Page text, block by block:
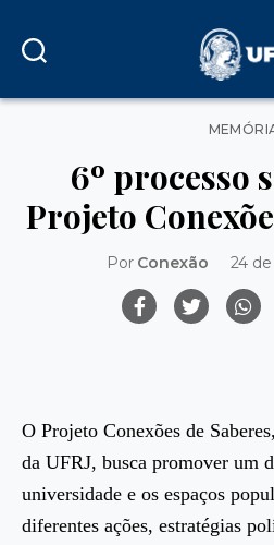
6º processo
Projeto
Por Conexão 24
O Projeto Conexões de
da UFRJ, busca promover um
universidade e os espaços
diferentes ações, estratégias